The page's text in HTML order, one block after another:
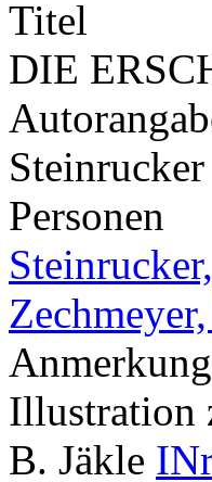
Titel
DIE
Personen
Anmerkung
Illustration
B. Jäkle